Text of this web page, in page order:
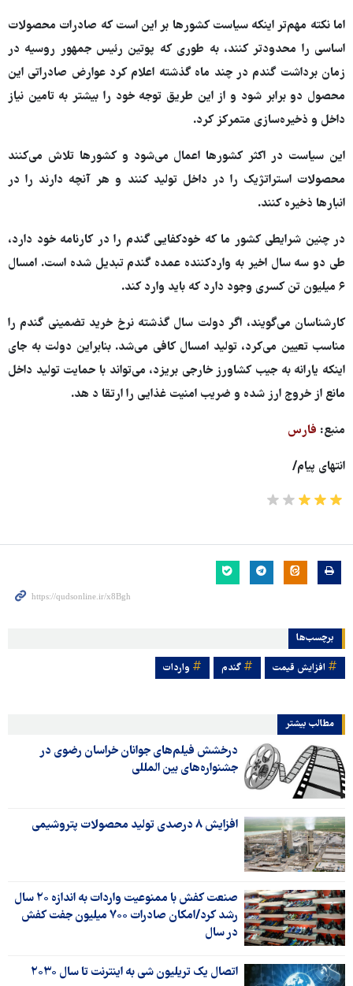
اما نکته مهم‌تر اینکه سیاست کشورها بر این است که صادرات محصولات
اساسی را محدودتر کنند، به طوری که پوتین رئیس جمهور روسیه در
زمان برداشت گندم در چند ماه گذشته اعلام کرد عوارض صادراتی این
محصول دو برابر شود و از این طریق توجه خود را بیشتر به تامین نیاز
داخل و ذخیره‌سازی متمرکز کرد.
این سیاست در اکثر کشورها اعمال می‌شود و کشورها تلاش می‌کنند
محصولات استراتژیک را در داخل تولید کنند و هر آنچه دارند را در
انبارها ذخیره کنند.
در چنین شرایطی کشور ما که خودکفایی گندم را در کارنامه خود دارد،
طی دو سه سال اخیر به واردکننده عمده گندم تبدیل شده است. امسال
۶ میلیون تن کسری وجود دارد که باید وارد کند.
کارشناسان می‌گویند، اگر دولت سال گذشته نرخ خرید تضمینی گندم را
مناسب تعیین می‌کرد، تولید امسال کافی می‌شد. بنابراین دولت به جای
اینکه یارانه به جیب کشاورز خارجی بریزد، می‌تواند با حمایت تولید داخل
مانع از خروج ارز شده و ضریب امنیت غذایی را ارتقا د هد.
منبع: فارس
انتهای پیام/
برچسب‌ها
افزایش قیمت گندم واردات
مطالب بیشتر
درخشش فیلم‌های جوانان خراسان رضوی در
جشنواره‌های بین المللی
افزایش ۸ درصدی تولید محصولات پتروشیمی
صنعت کفش با ممنوعیت واردات به اندازه ۲۰ سال
رشد کرد/امکان صادرات ۷۰۰ میلیون جفت کفش
در سال
اتصال یک تریلیون شی به اینترنت تا سال ۲۰۳۰